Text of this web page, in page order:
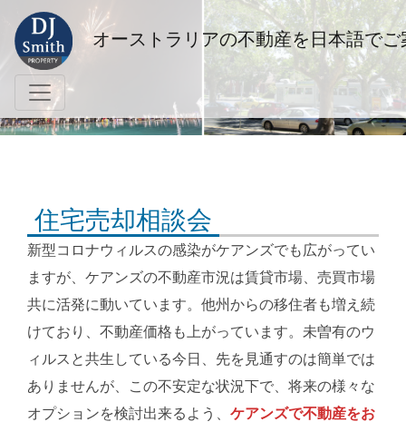
オーストラリアの不動産を日本語でご
住宅売却相談会
新型コロナウィルスの感染がケアンズでも広がってい
ますが、ケアンズの不動産市況は賃貸市場、売買市場
共に活発に動いています。他州からの移住者も増え続
けており、不動産価格も上がっています。未曽有のウ
ィルスと共生している今日、先を見通すのは簡単では
ありませんが、この不安定な状況下で、将来の様々な
オプションを検討出来るよう、 ケアンズで不動産をお